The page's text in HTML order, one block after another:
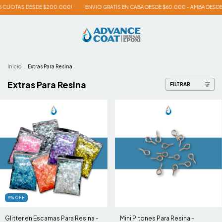
DESDE $200.000! ENVIO GRATIS EN CABA DESDE $60.000 - AMBA DESDE
Inicio Extras Para Resina
Extras Para Resina FILTRAR
9% OFF
Glitter en Escamas Para Resina - Mini Pitones Para Resina -